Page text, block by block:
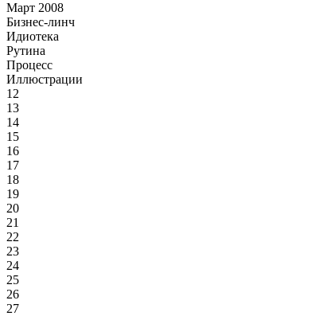
Март 2008
Бизнес-линч
Идиотека
Рутина
Процесс
Иллюстрации
12
13
14
15
16
17
18
19
20
21
22
23
24
25
26
27